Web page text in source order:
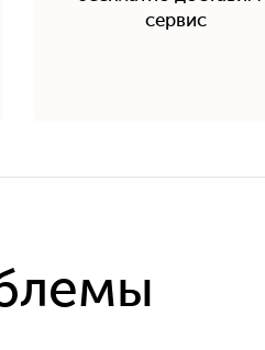
сервис